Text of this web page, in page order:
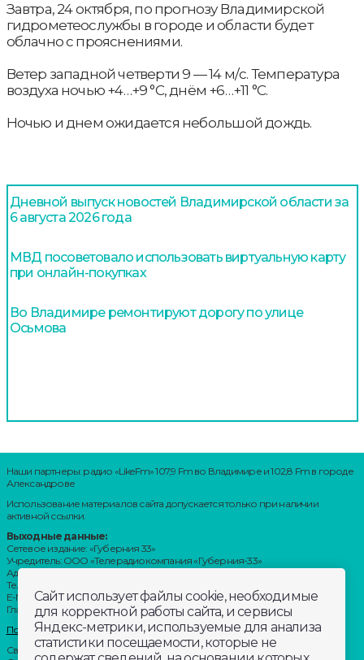
Завтра, 24 октября, по прогнозу Владимирской
гидрометеослужбы в городе и области будет
облачно с прояснениями.
Ветер западной четверти 9 — 14 м/с. Температура
воздуха ночью +4…+9 °С, днём +6…+11 °С.
Ночью и днем ожидается небольшой дождь.
Дневной выпуск новостей Владимирской области за
6 августа 2026 года
МВД посоветовало использовать виртуальную карту
при онлайн-покупках
Во Владимире ремонтируют дорогу по улице
Осьмова
Наши партнеры: радио «LikeFm» 107,9 Fm во Владимире и 102,8 Fm в городе
Александрове
Использование материалов сайта допускается только при наличии
активной ссылки.
Выходные данные:
Сетевое издание: «Губерния 33»
Учредитель: ООО «Телерадиокомпания «Губерния-33»
Адрес: Воронцовский переулок, д.4.г. Владимир, 600000
Телефон: 8 (4922) 36-20-36.
E-Mail: news@trc33.ru
Главный редактор: Шилова Анастасия Олеговна.
Политика обработки Персональных данных
Свидетельство о регистрации СМИ: ЭЛ № ФС 77-60769, выдано 11.02.2015
Сайт использует файлы cookie, необходимые
для корректной работы сайта, и сервисы
Яндекс-метрики, используемые для анализа
статистики посещаемости, которые не